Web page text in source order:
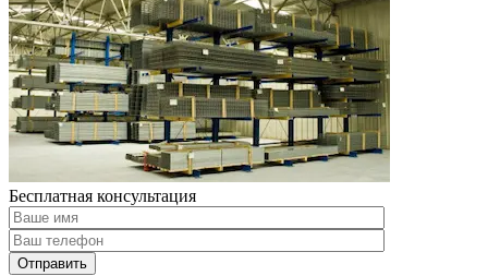
Бесплатная консультация
Отправить